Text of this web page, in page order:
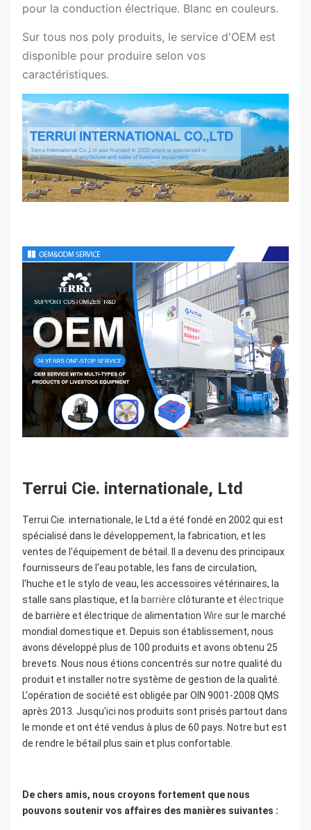
pour la conduction électrique. Blanc en couleurs.
Sur tous nos poly produits, le service d'OEM est
disponible pour produire selon vos
caractéristiques.
Terrui Cie. internationale, Ltd
Terrui Cie. internationale, le Ltd a été fondé en 2002 qui est
spécialisé dans le développement, la fabrication, et les
ventes de l'équipement de bétail. Il a devenu des principaux
fournisseurs de l'eau potable, les fans de circulation,
l'huche et le stylo de veau, les accessoires vétérinaires, la
stalle sans plastique, et la barrière clôturante et électrique
de barrière et électrique de alimentation Wire sur le marché
mondial domestique et. Depuis son établissement, nous
avons développé plus de 100 produits et avons obtenu 25
brevets. Nous nous étions concentrés sur notre qualité du
produit et installer notre système de gestion de la qualité.
L'opération de société est obligée par OIN 9001-2008 QMS
après 2013. Jusqu'ici nos produits sont prisés partout dans
le monde et ont été vendus à plus de 60 pays. Notre but est
de rendre le bétail plus sain et plus confortable.
De chers amis, nous croyons fortement que nous
pouvons soutenir vos affaires des manières suivantes :